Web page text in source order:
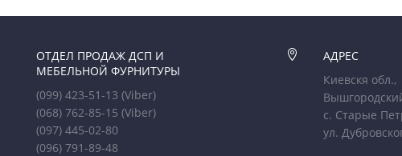
ОТДЕЛ ПРОДАЖ ДСП И
МЕБЕЛЬНОЙ ФУРНИТУРЫ
(099) 423-51-13(Viber)
(068) 762-85-15(Viber)
(097) 445-02-80
(096) 791-89-48

АДРЕС
Киевскя обл.,
с. Старые
ул.